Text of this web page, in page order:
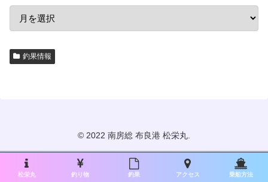
釣果情報
© 2022 南房総 布良港 松栄丸.
松栄丸 釣り物 釣果 アクセス 乗船方法